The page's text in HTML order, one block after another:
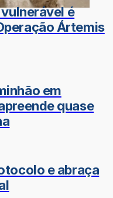
é
Ártemis
em
quase
e abraça